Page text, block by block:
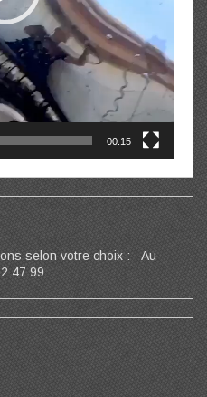
00:15
selon votre choix : - Au
47 99